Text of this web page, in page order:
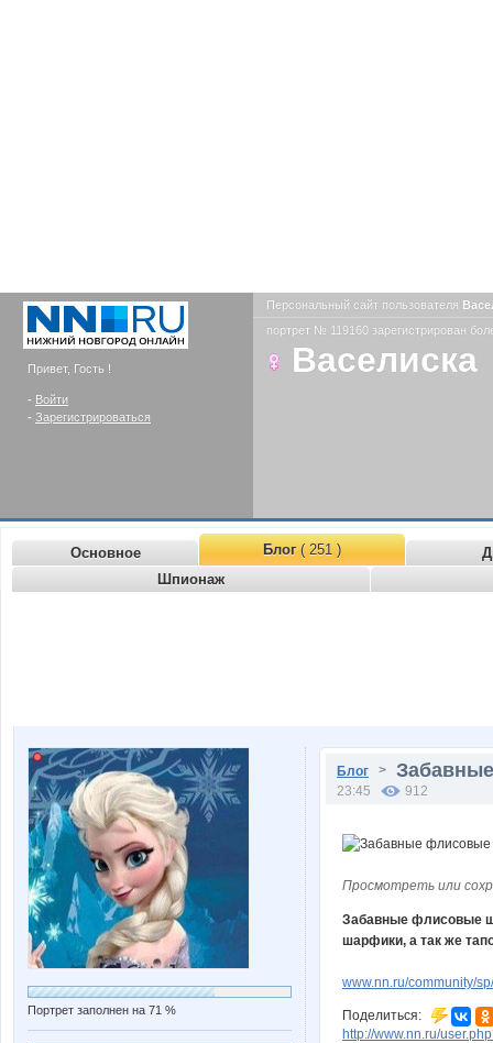
Привет, Гость !
- Войти
- Зарегистрироваться
Персональный сайт пользователя
портрет № 119160 зарегистрирован
Васелиска
Основное Блог( 251 )
Шпионаж
Портрет заполнен на 71 %
Блог >
23:45 912
Просмотреть или
Забавные флисовые
шарфики, а так же
www.nn.ru/community/
Поделиться:
http://www.nn.ru/